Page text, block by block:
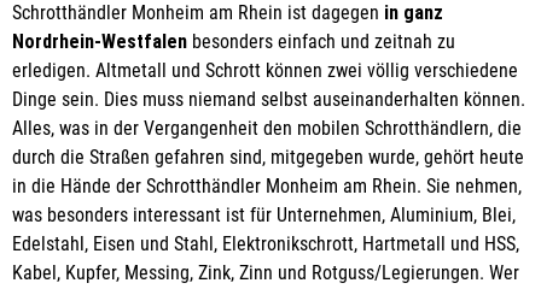
Schrotthändler Monheim am Rhein ist dagegen in ganz
Nordrhein-Westfalen besonders einfach und zeitnah zu
erledigen. Altmetall und Schrott können zwei völlig verschiedene
Dinge sein. Dies muss niemand selbst auseinanderhalten können.
Alles, was in der Vergangenheit den mobilen Schrotthändlern, die
durch die Straßen gefahren sind, mitgegeben wurde, gehört heute
in die Hände der Schrotthändler Monheim am Rhein. Sie nehmen,
was besonders interessant ist für Unternehmen, Aluminium, Blei,
Edelstahl, Eisen und Stahl, Elektronikschrott, Hartmetall und HSS,
Kabel, Kupfer, Messing, Zink, Zinn und Rotguss/Legierungen. Wer